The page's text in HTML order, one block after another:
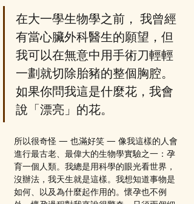
在大一學生物學之前， 我曾經
有當心臟外科醫生的願望，但
我可以在無意中用手術刀輕輕
一劃就切除胎豬的整個胸腔。
如果你問我這是什麼花，我會
說「漂亮」的花。
所以很奇怪 — 也滿好笑 — 像我這樣的人會
進行最古老、最偉大的生物學實驗之一：孕
育一個人類。我總是用科學的眼光看世界，
沒辦法，我天生就是這樣。我想知道事物是
如何、以及為什麼起作用的。懷孕也不例